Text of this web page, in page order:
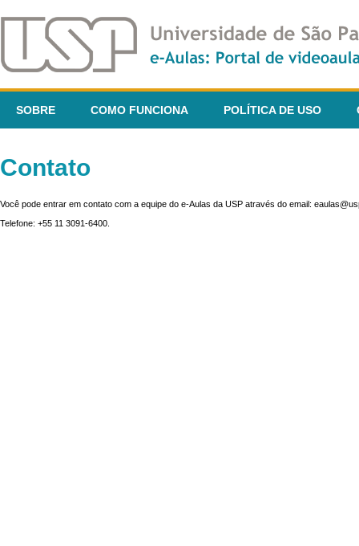
SOBRE COMO FUNCIONA POLÍTICA DE USO
Contato
Você pode entrar em contato com a equipe do e-Aulas da USP através do email:
Telefone: +55 11 3091-6400.